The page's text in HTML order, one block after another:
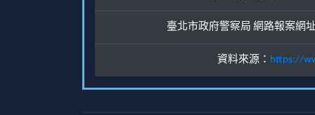
臺北市政府警察局 網路報案網
資料來源： https://